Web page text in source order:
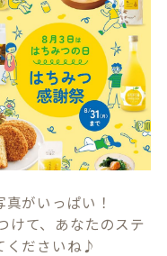
がいっぱい！
けて、あなたのステ
くださいね♪